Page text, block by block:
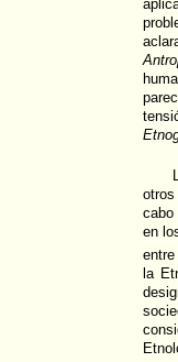
en
la